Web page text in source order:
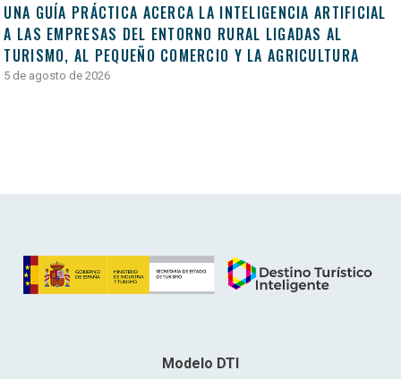
UNA GUÍA PRÁCTICA ACERCA LA INTELIGENCIA ARTIFICIAL
A LAS EMPRESAS DEL ENTORNO RURAL LIGADAS AL
TURISMO, AL PEQUEÑO COMERCIO Y LA AGRICULTURA
5 de agosto de 2026
Modelo DTI